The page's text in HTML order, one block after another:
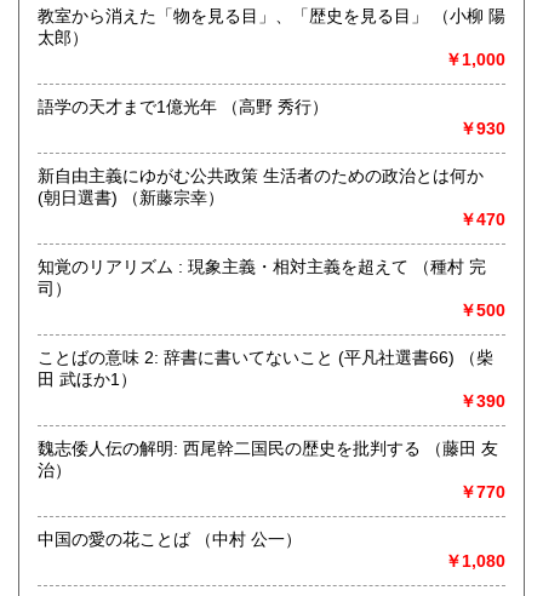
書籍の買取について
不死鳥BOOKSでは、書籍だけでなくCD、DVD、レコード、
ゲーム、おもちゃ、骨董品まであらゆるものの買い取りがで
きます。店主が、日本全国買取にお伺いいたします。お気軽
取り扱い分野
国書、サブカルチャー、古書一般（その他）
オールジャンル
教室から消えた「物を見る目」、「歴史を見る目」 （小柳 陽
太郎）
￥1,000
語学の天才まで1億光年 （高野 秀行）
￥930
新自由主義にゆがむ公共政策 生活者のための政治とは何か
(朝日選書) （新藤宗幸）
￥470
知覚のリアリズム : 現象主義・相対主義を超えて （種村 完
司）
￥500
ことばの意味 2: 辞書に書いてないこと (平凡社選書66) （柴
田 武ほか1）
￥390
魏志倭人伝の解明: 西尾幹二国民の歴史を批判する （藤田 友
治）
￥770
中国の愛の花ことば （中村 公一）
￥1,080